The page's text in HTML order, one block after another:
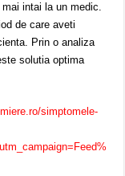
intai la un medic.
de care aveti
Prin o analiza
solutia optima
simptomele-